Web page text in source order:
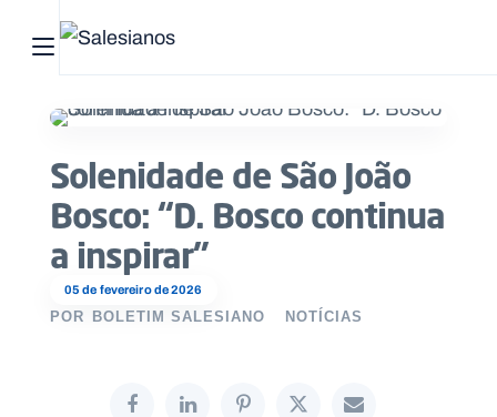
Abrir menu principal
05 de fevereiro de 2026
Solenidade de São João
Bosco: “D. Bosco continua
a inspirar”
POR BOLETIM SALESIANO NOTÍCIAS
Pesquisar no site
Início
Quem
somos
O
fazemos